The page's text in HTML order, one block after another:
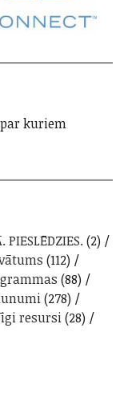
kuriem
PIESLĒDZIES. (2)
(112)
(88)
(278)
resursi(28)